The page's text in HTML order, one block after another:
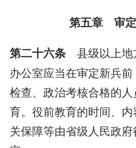
第五章 审
第二十六条 县级以上地
办公室应当在审定新兵
检查、政治考核合格的
育。役前教育的时间、
关保障等由省级人民政